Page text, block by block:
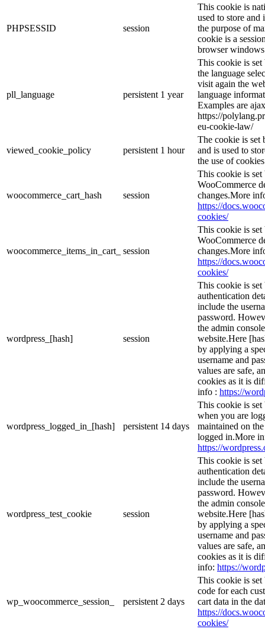
PHPSESSID session
This cookie is
used to store
the purpose of
cookie is a
browser
pll_language persistent 1 year
This cookie is set
the language
visit again the
language
Examples are
https://
eu-cookie-law/
viewed_cookie_policy persistent 1 hour
The cookie is set
and is used to
the use of
woocommerce_cart_hash session
This cookie is set
WooCommerce
changes.More
https://
cookies/
woocommerce_items_in_cart_ session
This cookie is set
WooCommerce
changes.More
https://
cookies/
wordpress_[hash] session
This cookie is set
authentication
include the
password.
the admin
website.Here
by applying a
username and
values are safe,
cookies as it is
info : https://
wordpress_logged_in_[hash] persistent 14 days
This cookie is set
when you are
maintained on
logged in.More
https://
wordpress_test_cookie session
This cookie is set
authentication
include the
password.
the admin
website.Here
by applying a
username and
values are safe,
cookies as it is
info: https://
wp_woocommerce_session_ persistent 2 days
This cookie is
code for each
cart data in the
https://
cookies/